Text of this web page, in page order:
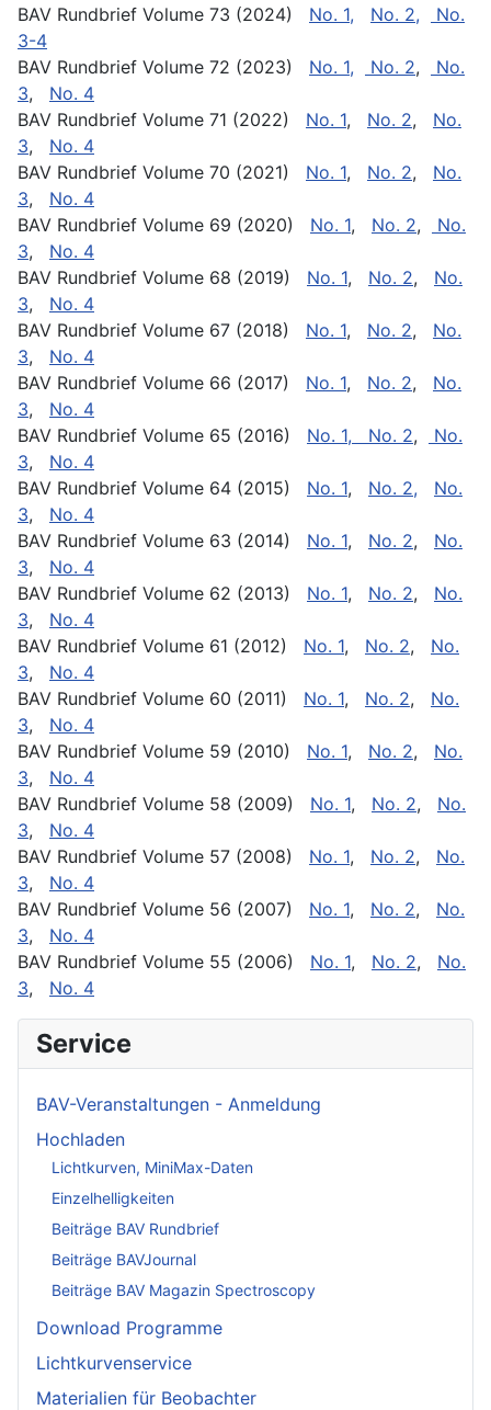
BAV Rundbrief Volume 73 (2024) No. 1, No. 2,
No.
3-4
BAV Rundbrief Volume 72 (2023) No. 1, No. 2,
No.
3, No. 4
BAV Rundbrief Volume 71 (2022) No. 1, No. 2, No.
3, No. 4
BAV Rundbrief Volume 70 (2021) No. 1, No. 2, No.
3, No. 4
BAV Rundbrief Volume 69 (2020) No. 1, No. 2,
No.
3, No. 4
BAV Rundbrief Volume 68 (2019) No. 1, No. 2, No.
3, No. 4
BAV Rundbrief Volume 67 (2018) No. 1, No. 2, No.
3, No. 4
BAV Rundbrief Volume 66 (2017) No. 1, No. 2, No.
3, No. 4
BAV Rundbrief Volume 65 (2016) No. 1, No. 2,
No.
3, No. 4
BAV Rundbrief Volume 64 (2015) No. 1, No. 2,
No.
3, No. 4
BAV Rundbrief Volume 63 (2014) No. 1, No. 2, No.
3, No. 4
BAV Rundbrief Volume 62 (2013) No. 1, No. 2, No.
3, No. 4
BAV Rundbrief Volume 61 (2012) No. 1, No. 2, No.
3, No. 4
BAV Rundbrief Volume 60 (2011) No. 1, No. 2, No.
3, No. 4
BAV Rundbrief Volume 59 (2010) No. 1, No. 2, No.
3, No. 4
BAV Rundbrief Volume 58 (2009) No. 1, No. 2, No.
3, No. 4
BAV Rundbrief Volume 57 (2008) No. 1, No. 2, No.
3, No. 4
BAV Rundbrief Volume 56 (2007) No. 1, No. 2, No.
3, No. 4
BAV Rundbrief Volume 55 (2006) No. 1, No. 2, No.
3, No. 4
Service
BAV-Veranstaltungen - Anmeldung
Hochladen
Lichtkurven, MiniMax-Daten
Einzelhelligkeiten
Beiträge BAV Rundbrief
Beiträge BAVJournal
Beiträge BAV Magazin Spectroscopy
Download Programme
Lichtkurvenservice
Materialien für Beobachter